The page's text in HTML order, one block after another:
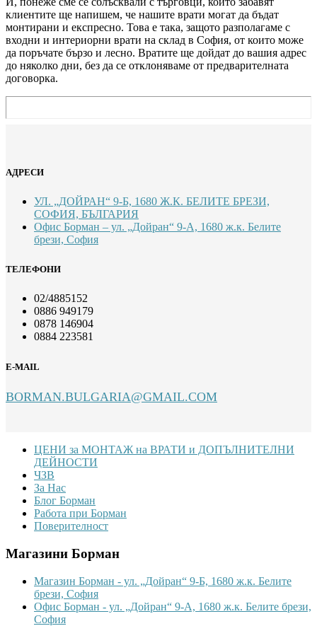
клиентите ще напишем, че нашите врати могат да бъдат
монтирани и експресно. Това е така, защото разполагаме с
входни и интериорни врати на склад в София, от които може
да поръчате бързо и лесно. Вратите ще дойдат до вашия адрес
до няколко дни, без да се отклоняваме от предварителната
договорка.
АДРЕСИ
УЛ. „ДОЙРАН“ 9-Б, 1680 Ж.К. БЕЛИТЕ БРЕЗИ,
СОФИЯ, БЪЛГАРИЯ
Офис Борман – ул. „Дойран“ 9-А, 1680 ж.к. Белите
брези, София
ТЕЛЕФОНИ
02/4885152
0886 949179
0878 146904
0884 223581
E-MAIL
BORMAN.BULGARIA@GMAIL.COM
FooterЦЕНИ за МОНТАЖ на ВРАТИ и ДОПЪЛНИТЕЛНИ
ДЕЙНОСТИ
ЧЗВ
За Нас
Блог Борман
Работа при Борман
Поверителност
Магазини Борман
Магазин Борман - ул. „Дойран“ 9-Б, 1680 ж.к. Белите
брези, София
Офис Борман - ул. „Дойран“ 9-А, 1680 ж.к. Белите брези,
София